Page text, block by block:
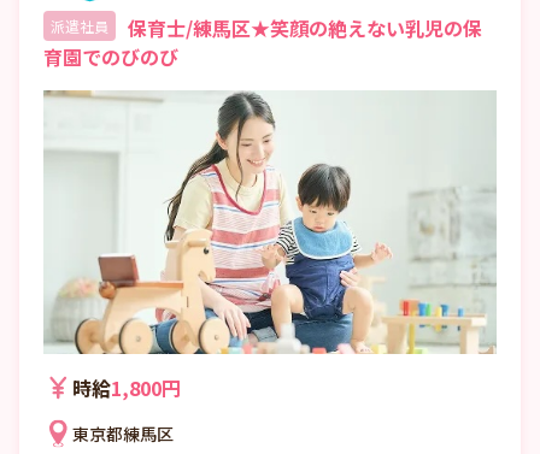
派遣社員
保育士/練馬区★笑顔の絶えない乳児の保
育園でのびのび
時給1,800円
東京都練馬区